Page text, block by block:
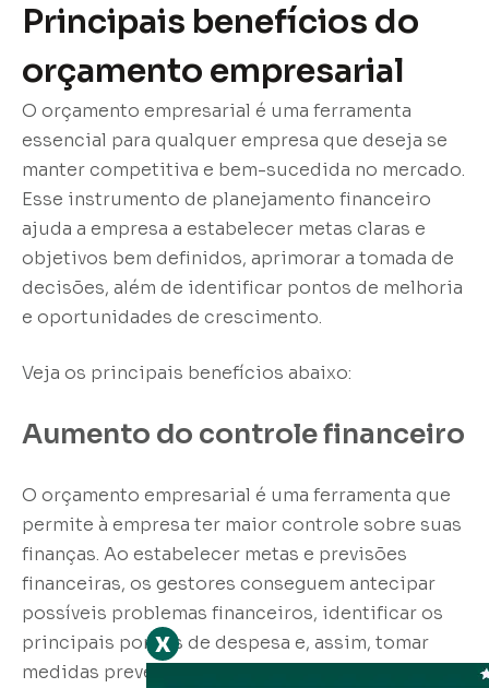
Principais benefícios do
orçamento empresarial
O orçamento empresarial é uma ferramenta
essencial para qualquer empresa que deseja se
manter competitiva e bem-sucedida no mercado.
Esse instrumento de planejamento financeiro
ajuda a empresa a estabelecer metas claras e
objetivos bem definidos, aprimorar a tomada de
decisões, além de identificar pontos de melhoria
e oportunidades de crescimento.
Veja os principais benefícios abaixo:
Aumento do controle financeiro
O orçamento empresarial é uma ferramenta que
permite à empresa ter maior controle sobre suas
finanças. Ao estabelecer metas e previsões
financeiras, os gestores conseguem antecipar
possíveis problemas financeiros, identificar os
principais pontos de despesa e, assim, tomar
medidas preventivas para garantir a estabilidade
x